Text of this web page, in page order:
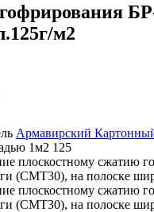
м2
Армавирский
1м2 125
плоскостному сжатию
(СМТ30), на полоске
плоскостному сжатию
(СМТ30), на полоске